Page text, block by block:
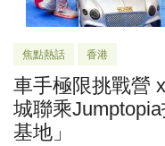
焦點熱話 香港
車手極限挑戰營
城聯乘
基地」